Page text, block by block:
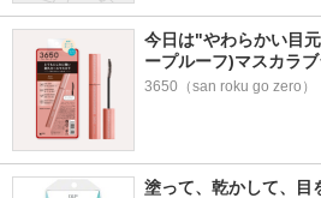
5.3
軟剤 リリー&ジャス
ミンの香り
ンフレグランス 柔
軟剤 オム
今日は"やわらかい目
ープルーフ)マスカラ
3650（san roku go zero）
塗って、乾かして、